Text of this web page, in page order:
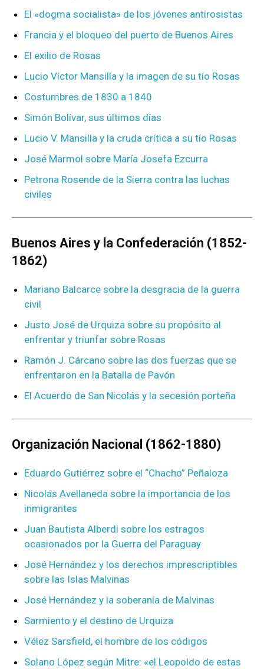
El «dogma socialista» de los jóvenes antirosistas
Francia y el bloqueo del puerto de Buenos Aires
El exilio de Rosas
Lucio Víctor Mansilla y la imagen de su tío Rosas
Costumbres de 1830 a 1840
Simón Bolívar, sus últimos días
Lucio V. Mansilla y la cruda crítica a su tío Rosas
José Marmol sobre María Josefa Ezcurra
Petrona Rosende de la Sierra contra las luchas
civiles
Buenos Aires y la Confederación (1852-
1862)
Mariano Balcarce sobre la desgracia de la guerra
civil
Justo José de Urquiza sobre su propósito al
enfrentar y triunfar sobre Rosas
Ramón J. Cárcano sobre las dos fuerzas que se
enfrentaron en la Batalla de Pavón
El Acuerdo de San Nicolás y la secesión porteña
Organización Nacional (1862-1880)
Eduardo Gutiérrez sobre el “Chacho” Peñaloza
Nicolás Avellaneda sobre la importancia de los
inmigrantes
Juan Bautista Alberdi sobre los estragos
ocasionados por la Guerra del Paraguay
José Hernández y los derechos imprescriptibles
sobre las Islas Malvinas
José Hernández y la soberanía de Malvinas
Sarmiento y el destino de Urquiza
Vélez Sarsfield, el hombre de los códigos
Solano López según Mitre: «el Leopoldo de estas